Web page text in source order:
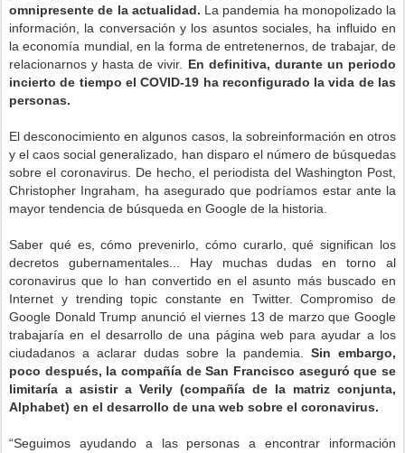
omnipresente de la actualidad. La pandemia ha monopolizado la
información, la conversación y los asuntos sociales, ha influido en
la economía mundial, en la forma de entretenernos, de trabajar, de
relacionarnos y hasta de vivir. En definitiva, durante un periodo
incierto de tiempo el COVID-19 ha reconfigurado la vida de las
personas.
El desconocimiento en algunos casos, la sobreinformación en otros
y el caos social generalizado, han disparo el número de búsquedas
sobre el coronavirus. De hecho, el periodista del Washington Post,
Christopher Ingraham, ha asegurado que podríamos estar ante la
mayor tendencia de búsqueda en Google de la historia.
Saber qué es, cómo prevenirlo, cómo curarlo, qué significan los
decretos gubernamentales... Hay muchas dudas en torno al
coronavirus que lo han convertido en el asunto más buscado en
Internet y trending topic constante en Twitter. Compromiso de
Google Donald Trump anunció el viernes 13 de marzo que Google
trabajaría en el desarrollo de una página web para ayudar a los
ciudadanos a aclarar dudas sobre la pandemia. Sin embargo,
poco después, la compañía de San Francisco aseguró que se
limitaría a asistir a Verily (compañía de la matriz conjunta,
Alphabet) en el desarrollo de una web sobre el coronavirus.
“Seguimos ayudando a las personas a encontrar información